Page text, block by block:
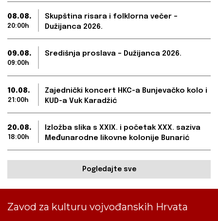
08.08.
20:00h
Skupština risara i folklorna večer –
Dužijanca 2026.
09.08.
09:00h
Središnja proslava – Dužijanca 2026.
10.08.
21:00h
Zajednički koncert HKC-a Bunjevačko kolo i
KUD-a Vuk Karadžić
20.08.
18:00h
Izložba slika s XXIX. i početak XXX. saziva
Međunarodne likovne kolonije Bunarić
Pogledajte sve
Zavod za kulturu vojvođanskih Hrvata